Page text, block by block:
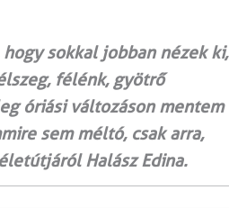
sokkal jobban nézek ki,
félénk, gyötrő
óriási változáson mentem
sem méltó, csak arra,
Halász Edina.